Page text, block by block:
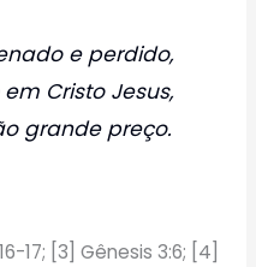
e perdido,
Cristo Jesus,
grande preço.
17; [3] Gênesis 3:6; [4]